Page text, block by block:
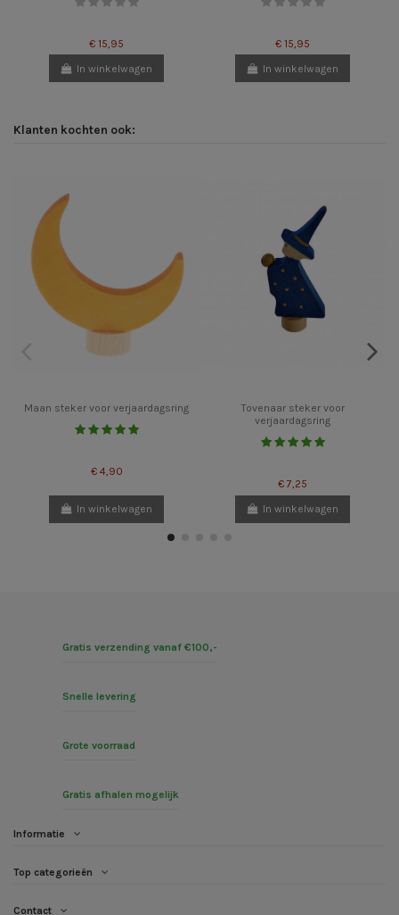
€ 15,95
In winkelwagen
€ 15,95
In winkelwagen
Klanten kochten ook:
Maan steker voor verjaardagsring
€ 4,90
In winkelwagen
Tovenaar steker voor
verjaardagsring
€ 7,25
In winkelwagen
Gratis verzending vanaf €100,-
Snelle levering
Grote voorraad
Gratis afhalen mogelijk
Informatie
Top categorieën
Contact